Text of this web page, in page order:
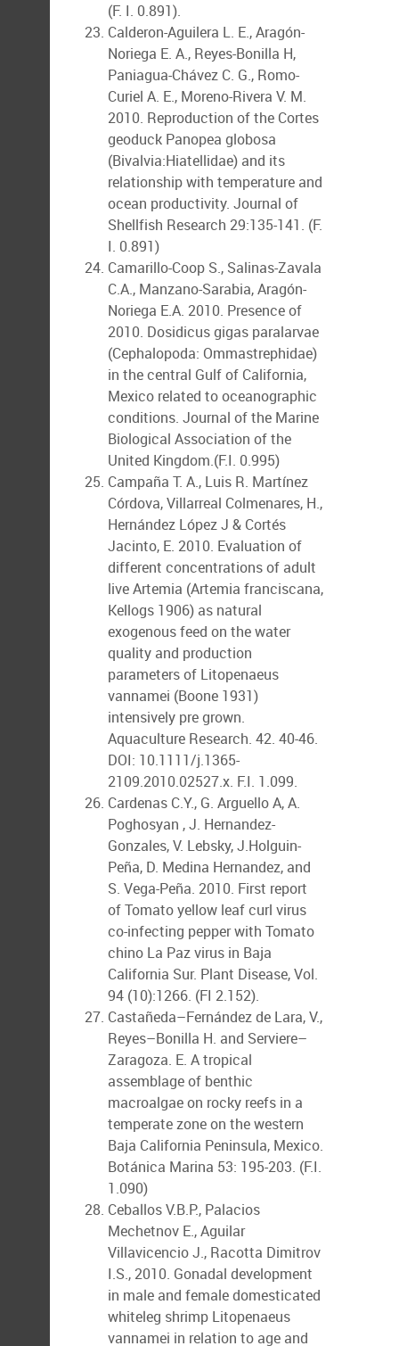
(F. I. 0.891).
Calderon-Aguilera L. E., Aragón-
Noriega E. A., Reyes-Bonilla H,
Paniagua-Chávez C. G., Romo-
Curiel A. E., Moreno-Rivera V. M.
2010. Reproduction of the Cortes
geoduck Panopea globosa
(Bivalvia:Hiatellidae) and its
relationship with temperature and
ocean productivity. Journal of
Shellfish Research 29:135-141. (F.
I. 0.891)
Camarillo-Coop S., Salinas-Zavala
C.A., Manzano-Sarabia, Aragón-
Noriega E.A. 2010. Presence of
2010. Dosidicus gigas paralarvae
(Cephalopoda: Ommastrephidae)
in the central Gulf of California,
Mexico related to oceanographic
conditions. Journal of the Marine
Biological Association of the
United Kingdom.(F.I. 0.995)
Campaña T. A., Luis R. Martínez
Córdova, Villarreal Colmenares, H.,
Hernández López J & Cortés
Jacinto, E. 2010. Evaluation of
different concentrations of adult
live Artemia (Artemia franciscana,
Kellogs 1906) as natural
exogenous feed on the water
quality and production
parameters of Litopenaeus
vannamei (Boone 1931)
intensively pre grown.
Aquaculture Research. 42. 40-46.
DOI: 10.1111/j.1365-
2109.2010.02527.x. F.I. 1.099.
Cardenas C.Y., G. Arguello A, A.
Poghosyan , J. Hernandez-
Gonzales, V. Lebsky, J.Holguin-
Peña, D. Medina Hernandez, and
S. Vega-Peña. 2010. First report
of Tomato yellow leaf curl virus
co-infecting pepper with Tomato
chino La Paz virus in Baja
California Sur. Plant Disease, Vol.
94 (10):1266. (FI 2.152).
Castañeda–Fernández de Lara, V.,
Reyes–Bonilla H. and Serviere–
Zaragoza. E. A tropical
assemblage of benthic
macroalgae on rocky reefs in a
temperate zone on the western
Baja California Peninsula, Mexico.
Botánica Marina 53: 195-203. (F.I.
1.090)
Ceballos V.B.P., Palacios
Mechetnov E., Aguilar
Villavicencio J., Racotta Dimitrov
I.S., 2010. Gonadal development
in male and female domesticated
whiteleg shrimp Litopenaeus
vannamei in relation to age and